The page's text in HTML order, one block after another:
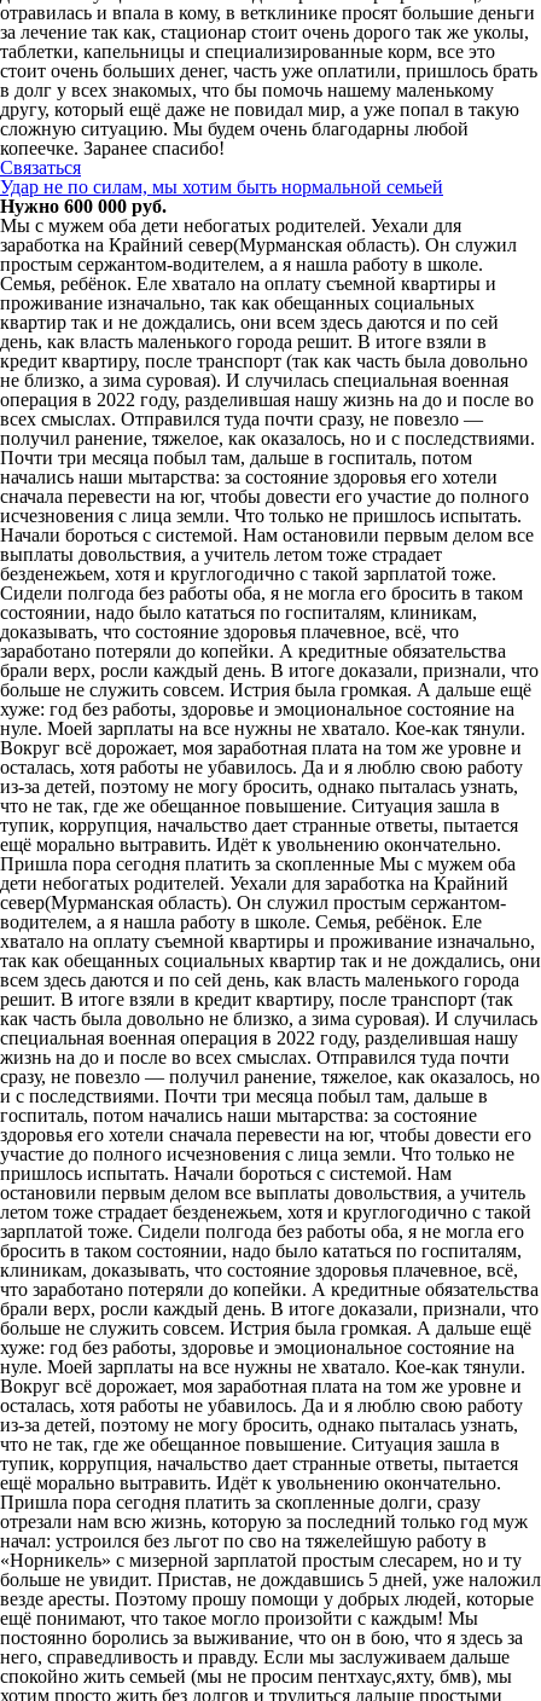
отравилась и впала в кому, в ветклинике просят большие деньги
за лечение так как, стационар стоит очень дорого так же уколы,
таблетки, капельницы и специализированные корм, все это
стоит очень больших денег, часть уже оплатили, пришлось брать
в долг у всех знакомых, что бы помочь нашему маленькому
другу, который ещё даже не повидал мир, а уже попал в такую
сложную ситуацию. Мы будем очень благодарны любой
копеечке. Заранее спасибо!
Связаться
Удар не по силам, мы хотим быть нормальной семьей
Нужно 600 000 руб.
Мы с мужем оба дети небогатых родителей. Уехали для
заработка на Крайний север(Мурманская область). Он служил
простым сержантом-водителем, а я нашла работу в школе.
Семья, ребёнок. Еле хватало на оплату съемной квартиры и
проживание изначально, так как обещанных социальных
квартир так и не дождались, они всем здесь даются и по сей
день, как власть маленького города решит. В итоге взяли в
кредит квартиру, после транспорт (так как часть была довольно
не близко, а зима суровая). И случилась специальная военная
операция в 2022 году, разделившая нашу жизнь на до и после во
всех смыслах. Отправился туда почти сразу, не повезло —
получил ранение, тяжелое, как оказалось, но и с последствиями.
Почти три месяца побыл там, дальше в госпиталь, потом
начались наши мытарства: за состояние здоровья его хотели
сначала перевести на юг, чтобы довести его участие до полного
исчезновения с лица земли. Что только не пришлось испытать.
Начали бороться с системой. Нам остановили первым делом все
выплаты довольствия, а учитель летом тоже страдает
безденежьем, хотя и круглогодично с такой зарплатой тоже.
Сидели полгода без работы оба, я не могла его бросить в таком
состоянии, надо было кататься по госпиталям, клиникам,
доказывать, что состояние здоровья плачевное, всё, что
заработано потеряли до копейки. А кредитные обязательства
брали верх, росли каждый день. В итоге доказали, признали, что
больше не служить совсем. Истрия была громкая. А дальше ещё
хуже: год без работы, здоровье и эмоциональное состояние на
нуле. Моей зарплаты на все нужны не хватало. Кое-как тянули.
Вокруг всё дорожает, моя заработная плата на том же уровне и
осталась, хотя работы не убавилось. Да и я люблю свою работу
из-за детей, поэтому не могу бросить, однако пыталась узнать,
что не так, где же обещанное повышение. Ситуация зашла в
тупик, коррупция, начальство дает странные ответы, пытается
ещё морально вытравить. Идёт к увольнению окончательно.
Пришла пора сегодня платить за скопленные Мы с мужем оба
дети небогатых родителей. Уехали для заработка на Крайний
север(Мурманская область). Он служил простым сержантом-
водителем, а я нашла работу в школе. Семья, ребёнок. Еле
хватало на оплату съемной квартиры и проживание изначально,
так как обещанных социальных квартир так и не дождались, они
всем здесь даются и по сей день, как власть маленького города
решит. В итоге взяли в кредит квартиру, после транспорт (так
как часть была довольно не близко, а зима суровая). И случилась
специальная военная операция в 2022 году, разделившая нашу
жизнь на до и после во всех смыслах. Отправился туда почти
сразу, не повезло — получил ранение, тяжелое, как оказалось, но
и с последствиями. Почти три месяца побыл там, дальше в
госпиталь, потом начались наши мытарства: за состояние
здоровья его хотели сначала перевести на юг, чтобы довести его
участие до полного исчезновения с лица земли. Что только не
пришлось испытать. Начали бороться с системой. Нам
остановили первым делом все выплаты довольствия, а учитель
летом тоже страдает безденежьем, хотя и круглогодично с такой
зарплатой тоже. Сидели полгода без работы оба, я не могла его
бросить в таком состоянии, надо было кататься по госпиталям,
клиникам, доказывать, что состояние здоровья плачевное, всё,
что заработано потеряли до копейки. А кредитные обязательства
брали верх, росли каждый день. В итоге доказали, признали, что
больше не служить совсем. Истрия была громкая. А дальше ещё
хуже: год без работы, здоровье и эмоциональное состояние на
нуле. Моей зарплаты на все нужны не хватало. Кое-как тянули.
Вокруг всё дорожает, моя заработная плата на том же уровне и
осталась, хотя работы не убавилось. Да и я люблю свою работу
из-за детей, поэтому не могу бросить, однако пыталась узнать,
что не так, где же обещанное повышение. Ситуация зашла в
тупик, коррупция, начальство дает странные ответы, пытается
ещё морально вытравить. Идёт к увольнению окончательно.
Пришла пора сегодня платить за скопленные долги, сразу
отрезали нам всю жизнь, которую за последний только год муж
начал: устроился без льгот по сво на тяжелейшую работу в
«Норникель» с мизерной зарплатой простым слесарем, но и ту
больше не увидит. Пристав, не дождавшись 5 дней, уже наложил
везде аресты. Поэтому прошу помощи у добрых людей, которые
ещё понимают, что такое могло произойти с каждым! Мы
постоянно боролись за выживание, что он в бою, что я здесь за
него, справедливость и правду. Если мы заслуживаем дальше
спокойно жить семьей (мы не просим пентхаус,яхту, бмв), мы
хотим просто жить без долгов и трудиться дальше простыми